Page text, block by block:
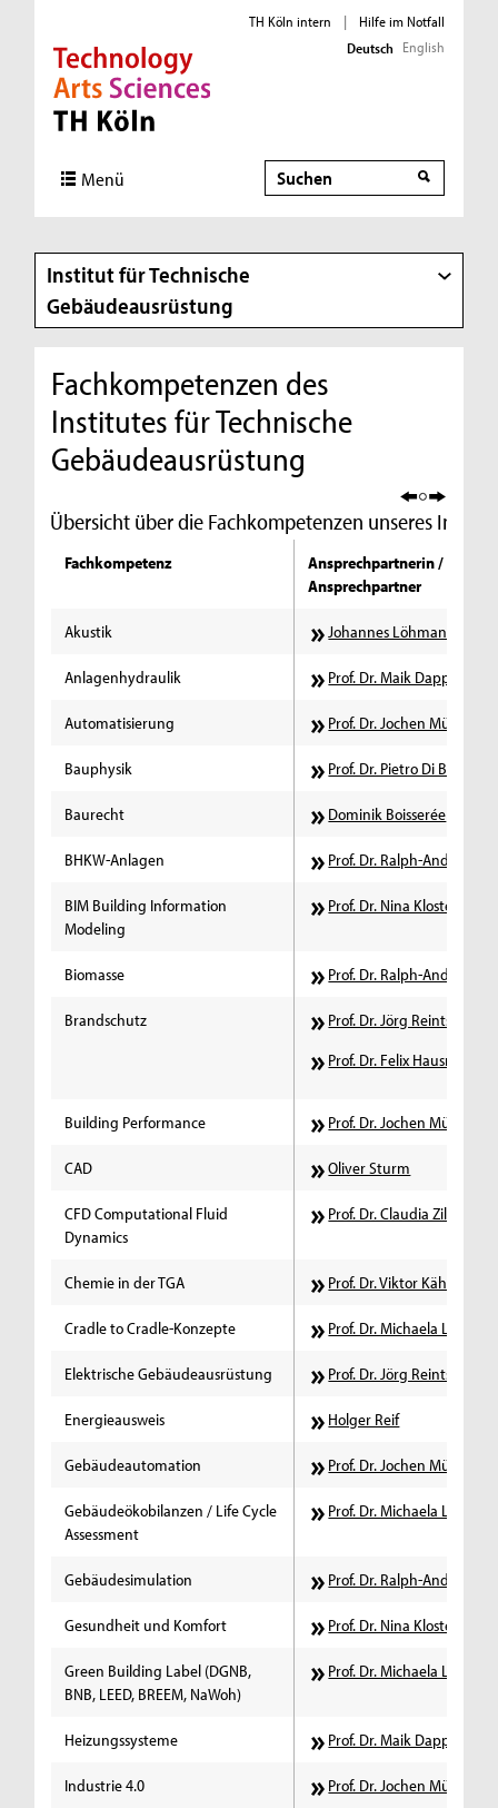
Direkt zur Hauptnavigation
Direkt zur Subnavigation
Direkt zum Inhalt
Direkt zum Fußbereich
TH Köln intern |
Hilfe im Notfall
Deutsch English
Menü Suche
Suche
Institut für Technische
Gebäudeausrüstung
Fachkompetenzen des
Institutes für Technische
Gebäudeausrüstung
Übersicht über die Fachkompetenzen unseres
Fachkompetenz
Ansprechpartnerin /
Ansprechpartner
Akustik Johannes Löhmann
Anlagenhydraulik Prof. Dr. Maik Dapper
Automatisierung Prof. Dr. Jochen Müller
Bauphysik Prof. Dr. Pietro Di Biase
Baurecht Dominik Boisserée
BHKW-Anlagen Prof. Dr. Ralph-Andreas
BIM Building Information
Modeling
Prof. Dr. Nina Kloster
Biomasse Prof. Dr. Ralph-Andreas
Brandschutz
Prof. Dr. Jörg Reintsema
Prof. Dr. Felix Hausmann
Building Performance Prof. Dr. Jochen Müller
CAD Oliver Sturm
CFD Computational Fluid
Dynamics
Prof. Dr. Claudia Ziller
Chemie in der TGA Prof. Dr. Viktor Kähm
Cradle to Cradle-Konzepte Prof. Dr. Michaela
Elektrische Gebäudeausrüstung Prof. Dr. Jörg Reintsema
Energieausweis Holger Reif
Gebäudeautomation Prof. Dr. Jochen Müller
Gebäudeökobilanzen / Life Cycle
Assessment
Prof. Dr. Michaela
Gebäudesimulation Prof. Dr. Ralph-Andreas
Gesundheit und Komfort Prof. Dr. Nina Kloster
Green Building Label (DGNB,
BNB, LEED, BREEM, NaWoh)
Prof. Dr. Michaela
Heizungssysteme Prof. Dr. Maik Dapper
Industrie 4.0 Prof. Dr. Jochen Müller